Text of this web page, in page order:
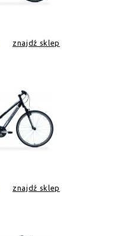
znajdź sklep
znajdź sklep